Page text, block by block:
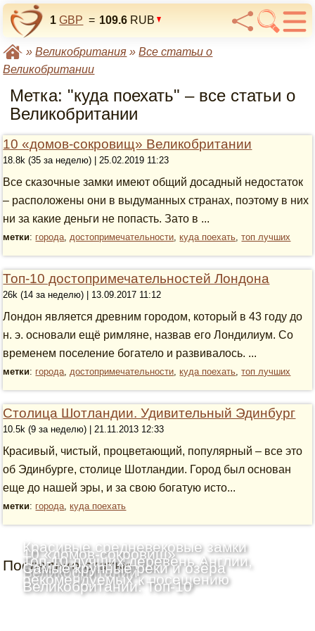
1 GBP = 109.6 RUB
»Великобритания »Все статьи о
Великобритании
Метка: "куда поехать" – все статьи о
Великобритании
10 «домов-сокровищ» Великобритании
18.8k (35 за неделю) | 25.02.2019 11:23
Все сказочные замки имеют общий досадный недостаток
– расположены они в выдуманных странах, поэтому в них
ни за какие деньги не попасть. Зато в ...
метки: города,достопримечательности,куда поехать,топ лучших
Топ-10 достопримечательностей Лондона
26k (14 за неделю) | 13.09.2017 11:12
Лондон является древним городом, который в 43 году до
н. э. основали ещё римляне, назвав его Лондилиум. Со
временем поселение богатело и развивалось. ...
метки: города,достопримечательности,куда поехать,топ лучших
Столица Шотландии. Удивительный Эдинбург
10.5k (9 за неделю) | 21.11.2013 12:33
Красивый, чистый, процветающий, популярный – все это
об Эдинбурге, столице Шотландии. Город был основан
еще до нашей эры, и за свою богатую исто...
метки: города,куда поехать
Последние статьи
Красивые средневековые замки
Шотландии: Топ-10
10 «домов-сокровищ»
Великобритании
Топ-10 лучших деревень Англии,
рекомендуемых к посещению
Самые крупные реки и озёра
Великобритании: Топ-10